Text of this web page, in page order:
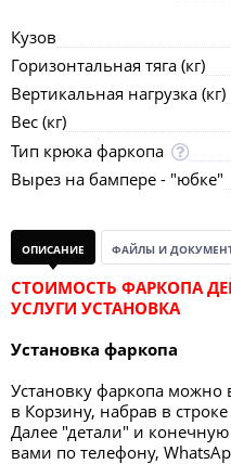
Кузов
Горизонтальная тяга (кг)
Вертикальная нагрузка (кг)
Вес (кг)
Тип крюка фаркопа
Вырез на бампере - "юбке"
ОПИСАНИЕ ФАЙЛЫ И
СТОИМОСТЬ ФАРКОПА
УСЛУГИ УСТАНОВКА
Установка фаркопа
Установку фаркопа можно
в Корзину, набрав в
Далее "детали" и
вами по телефону,